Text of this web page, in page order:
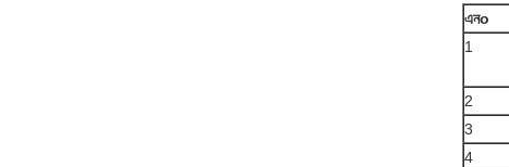
এনo
1
2
3
4